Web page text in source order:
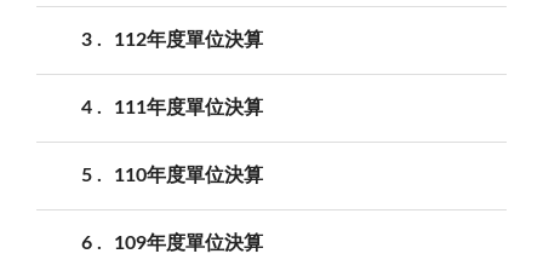
3 112年度單位決算
4 111年度單位決算
5 110年度單位決算
6 109年度單位決算